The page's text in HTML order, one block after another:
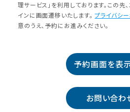
理サービス」を利⽤しております。この先
インに画⾯遷移いたします。 プライバシ
意のうえ、予約にお進みください。
予約画面を表
お問い合わ